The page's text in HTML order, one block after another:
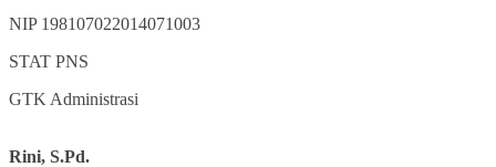
NIP 198107022014071003
STAT PNS
GTK Administrasi
Rini, S.Pd.